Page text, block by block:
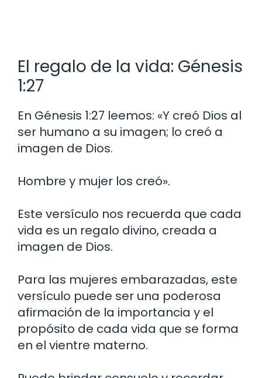
El regalo de la vida: Génesis
1:27
En Génesis 1:27 leemos: «Y creó Dios al
ser humano a su imagen; lo creó a
imagen de Dios.
Hombre y mujer los creó».
Este versículo nos recuerda que cada
vida es un regalo divino, creada a
imagen de Dios.
Para las mujeres embarazadas, este
versículo puede ser una poderosa
afirmación de la importancia y el
propósito de cada vida que se forma
en el vientre materno.